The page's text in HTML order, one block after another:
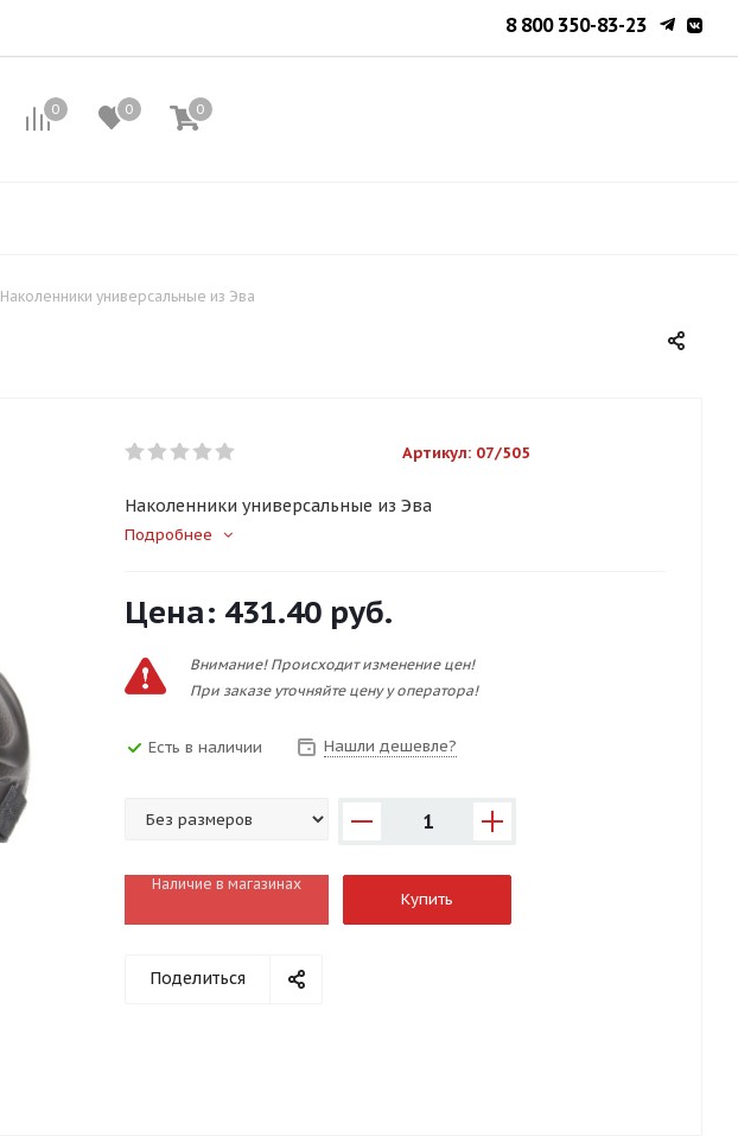
8 800 350-83-23
0 0 0
0
Наколенники универсальные из Эва
Артикул: 07/505
Наколенники универсальные из Эва
Подробнее
Цена: 431.40 руб.
Внимание! Происходит изменение цен!
При заказе уточняйте цену у оператора!
Есть в наличии Нашли дешевле?
1
Наличие в магазинах
Купить
Поделиться